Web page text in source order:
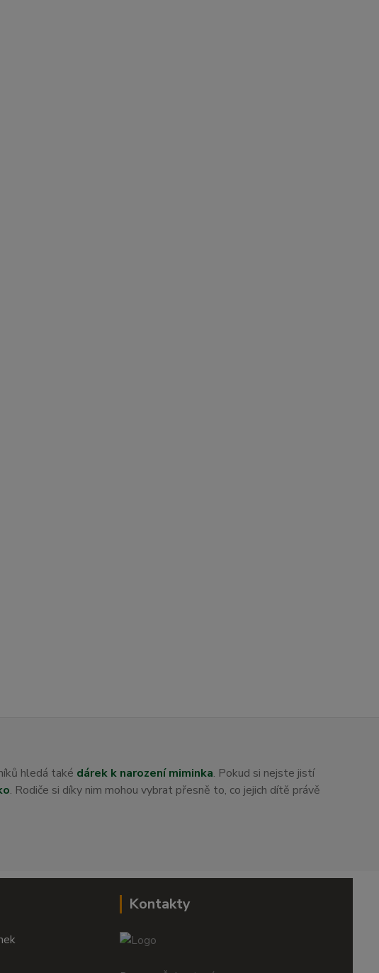
hledá také dárek k narození miminka. Pokud si nejste jistí
. Rodiče si díky nim mohou vybrat přesně to, co jejich dítě právě
Kontakty